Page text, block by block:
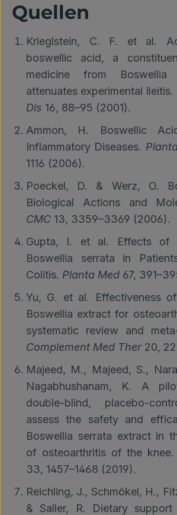
Quellen
Krieglstein, C. F. et al.
boswellic acid, a
medicine from Boswellia
attenuates experimental ileitis.
Dis 16, 88–95 (2001).
Ammon, H. Boswellic
Inflammatory Diseases.
1116 (2006).
Poeckel, D. & Werz, O.
Biological Actions and
CMC 13, 3359–3369 (2006).
Gupta, I. et al. Effects of
Boswellia serrata in
Colitis. Planta Med 67,
Yu, G. et al. Effectiveness
Boswellia extract for
systematic review and
Complement Med Ther 20,
Majeed, M., Majeed, S.,
Nagabhushanam, K. A
double-blind, placebo-
assess the safety and
Boswellia serrata extract in
of osteoarthritis of the knee.
33, 1457–1468 (2019).
Reichling, J., Schmökel, H.,
& Saller, R. Dietary